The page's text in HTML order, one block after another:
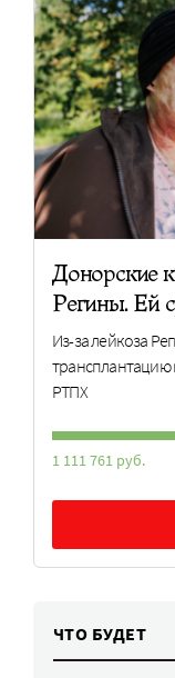
Донорские
Регины. Ей
Из-за лейкоза
трансплантацию
РТПХ
1 111 761 руб.
ЧТО БУДЕТ